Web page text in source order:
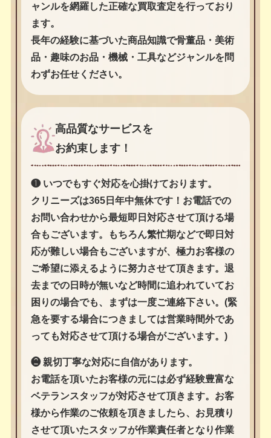
ャンルを網羅した正確な買取査定を行っており
ます。
長年の経験に基づいた商品知識で骨董品・美術
品・趣味のお品・機械・工具などジャンルを問
わずお任せください。
高品質なサービスを
お約束します！
❶ いつでもすぐ対応を心掛けております。
クリニーズは365日年中無休です！お電話での
お問い合わせから最短即日対応させて頂ける場
合もございます。もちろん繁忙期などで即日対
応が難しい場合もございますが、極力お客様の
ご希望に添えるように努力させて頂きます。退
去までの日時が無いなど時間に追われていてお
困りの場合でも、まずは一度ご連絡下さい。(緊
急を要する場合につきましては営業時間外であ
っても対応させて頂ける場合がございます。)
❷ 親切丁寧な対応に自信があります。
お電話を頂いたお客様の元には必ず経験豊富な
ベテランスタッフが対応させて頂きます。お客
様から作業のご依頼を頂きましたら、お見積り
させて頂いたスタッフが作業責任者となり作業